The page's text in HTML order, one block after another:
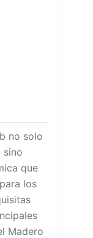
no solo
sino
que
los
Madero